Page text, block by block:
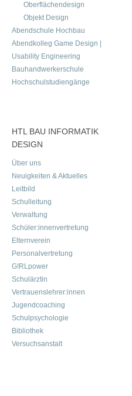
Oberflächendesign
Objekt Design
Abendschule Hochbau
Abendkolleg Game Design |
Usability Engineering
Bauhandwerkerschule
Hochschulstudiengänge
HTL BAU INFORMATIK
DESIGN
Über uns
Neuigkeiten & Aktuelles
Leitbild
Schulleitung
Verwaltung
Schüler:innenvertretung
Elternverein
Personalvertretung
G!RLpower
Schulärztin
Vertrauenslehrer:innen
Jugendcoaching
Schulpsychologie
Bibliothek
Versuchsanstalt